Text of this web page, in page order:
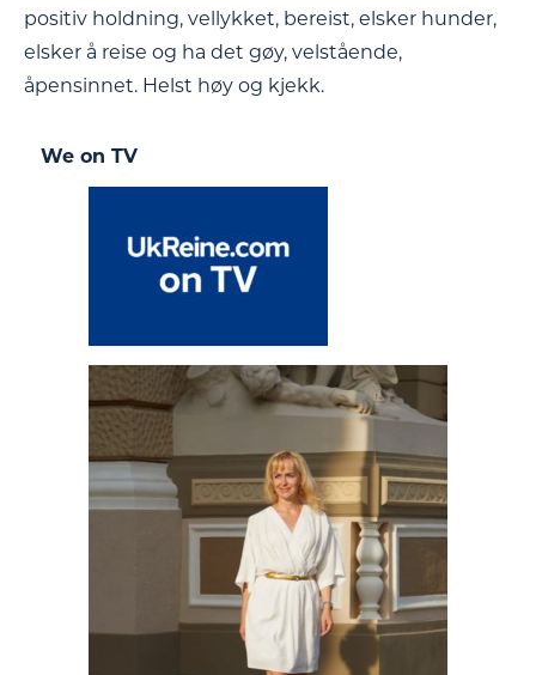
positiv holdning, vellykket, bereist, elsker hunder,
elsker å reise og ha det gøy, velstående,
åpensinnet. Helst høy og kjekk.
We on TV